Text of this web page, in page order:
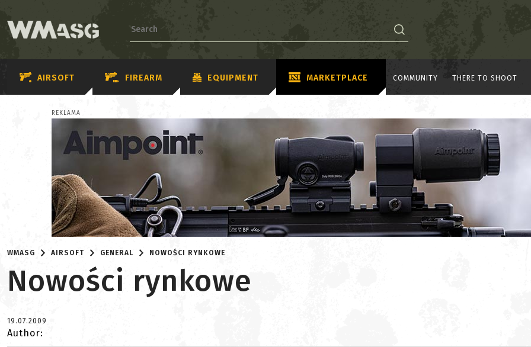
AIRSOFT FIREARM EQUIPMENT MARKETPLACE COMMUNITY THERE TO SHOOT
REKLAMA
WMASG AIRSOFT GENERAL NOWOŚCI RYNKOWE
Nowości rynkowe
19.07.2009
Author: